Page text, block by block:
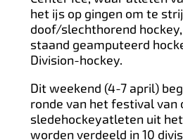
het ijs op gingen om te
doof/slechthorend
staand geamputeerd
Division-hockey.
Dit weekend (4-7 april)
ronde van het festival van
sledehockeyatleten uit
worden verdeeld in 10